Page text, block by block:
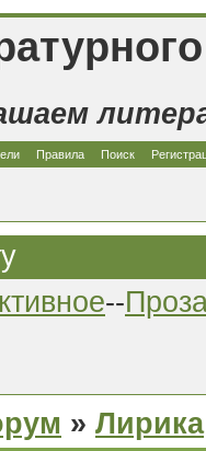
Правила Поиск
--
» Лирика